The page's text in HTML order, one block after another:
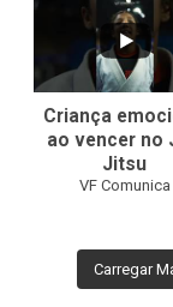
0
Criança
ao vencer no
Jitsu
VF Comunica
Carregar